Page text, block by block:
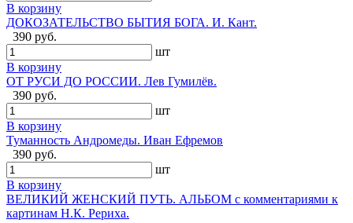
В корзину
ДОКОЗАТЕЛЬСТВО БЫТИЯ БОГА. И. Кант.
390 руб.
шт
В корзину
ОТ РУСИ ДО РОССИИ. Лев Гумилёв.
390 руб.
шт
В корзину
Туманность Андромеды. Иван Ефремов
390 руб.
шт
В корзину
ВЕЛИКИЙ ЖЕНСКИЙ ПУТЬ. АЛЬБОМ с комментариями к
картинам Н.К. Рериха.